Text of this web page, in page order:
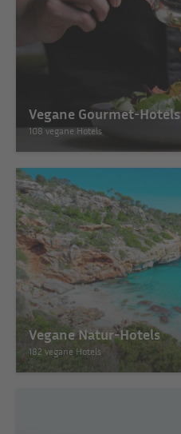
Vegane Gourmet-Hotels
108 vegane Hotels
Vegane Natur-Hotels
182 vegane Hotels